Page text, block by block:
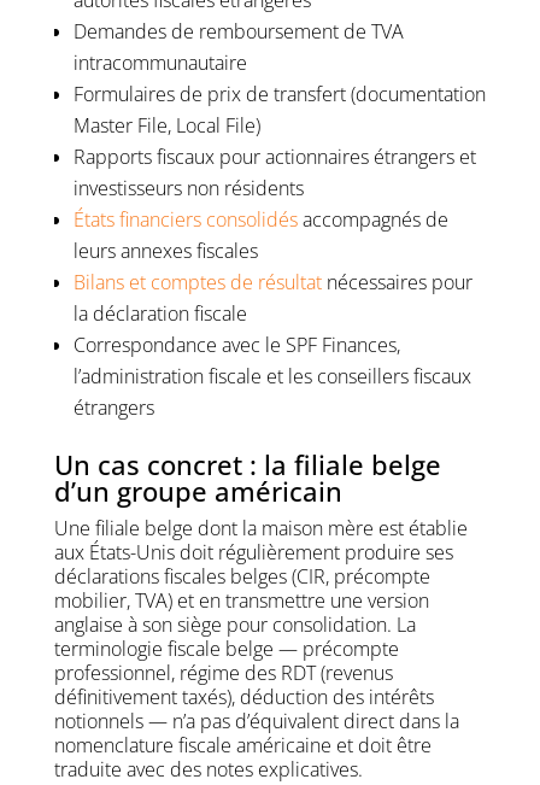
Demandes de remboursement de TVA
intracommunautaire
Formulaires de prix de transfert (documentation
Master File, Local File)
Rapports fiscaux pour actionnaires étrangers et
investisseurs non résidents
États financiers consolidésaccompagnés de
leurs annexes fiscales
Bilans et comptes de résultatnécessaires pour
la déclaration fiscale
Correspondance avec le SPF Finances,
l’administration fiscale et les conseillers fiscaux
étrangers
Un cas concret : la filiale belge
d’un groupe américain
Une filiale belge dont la maison mère est établie
aux États-Unis doit régulièrement produire ses
déclarations fiscales belges (CIR, précompte
mobilier, TVA) et en transmettre une version
anglaise à son siège pour consolidation. La
terminologie fiscale belge — précompte
professionnel, régime des RDT (revenus
définitivement taxés), déduction des intérêts
notionnels — n’a pas d’équivalent direct dans la
nomenclature fiscale américaine et doit être
traduite avec des notes explicatives.